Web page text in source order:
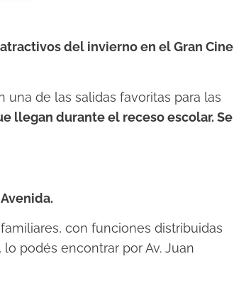
del invierno en el Gran Cine
de las salidas favoritas para las
llegan durante el receso escolar. Se
con funciones distribuidas
podés encontrar por Av. Juan